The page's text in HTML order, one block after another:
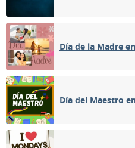
Día de la Madre
Día del Maestro